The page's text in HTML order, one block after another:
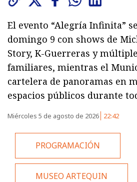
El evento “Alegría Infinita”
domingo 9 con shows de
Story, K-Guerreras y
familiares, mientras el
cartelera de panoramas en
espacios públicos durante
Miércoles 5 de agosto de 2026 22:42
PROGRAMACIÓN
MUSEO ARTEQUIN